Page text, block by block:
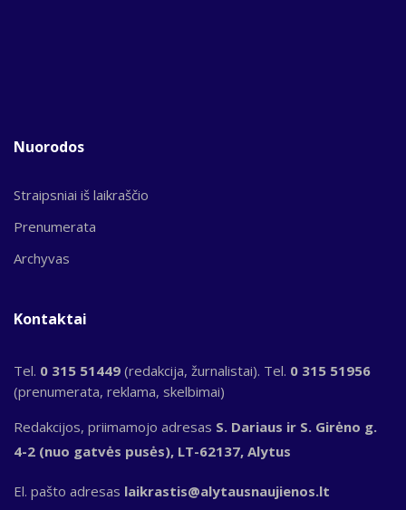
Nuorodos
Straipsniai iš laikraščio
Prenumerata
Archyvas
Kontaktai
Tel. 0 315 51449 (redakcija, žurnalistai). Tel. 0 315 51956
(prenumerata, reklama, skelbimai)
Redakcijos, priimamojo adresas S. Dariaus ir S. Girėno g.
4-2 (nuo gatvės pusės), LT-62137, Alytus
El. pašto adresas laikrastis@alytausnaujienos.lt